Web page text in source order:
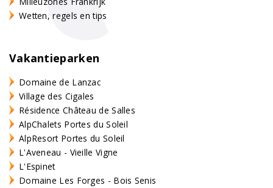
Wetten, regels en tips
Vakantieparken
Domaine de Lanzac
Village des Cigales
Résidence Château de Salles
AlpChalets Portes du Soleil
AlpResort Portes du Soleil
L'Aveneau - Vieille Vigne
L'Espinet
Domaine Les Forges - Bois Senis